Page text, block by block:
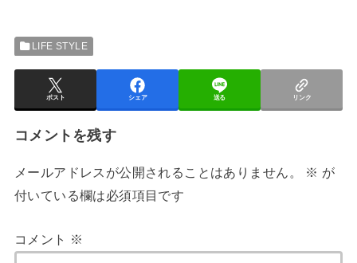
LIFE STYLE
ポスト シェア 送る リンク
コメントを残す
メールアドレスが公開されることはありません。 ※ が
付いている欄は必須項目です
コメント ※